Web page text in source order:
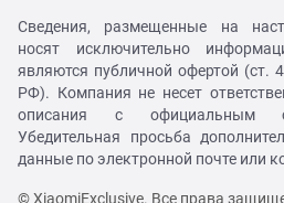
Сведения, размещенные на
носят исключительно
являются публичной офертой (ст.
РФ). Компания не несет
описания с официальным
Убедительная просьба
данные по электронной почте или
© XiaomiExclusive. Все права